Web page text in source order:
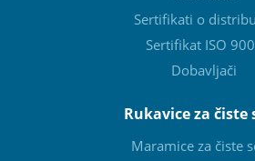
Sertifikati o
Sertifikat ISO
Dobavljači
Rukavice za čiste
Maramice za čiste